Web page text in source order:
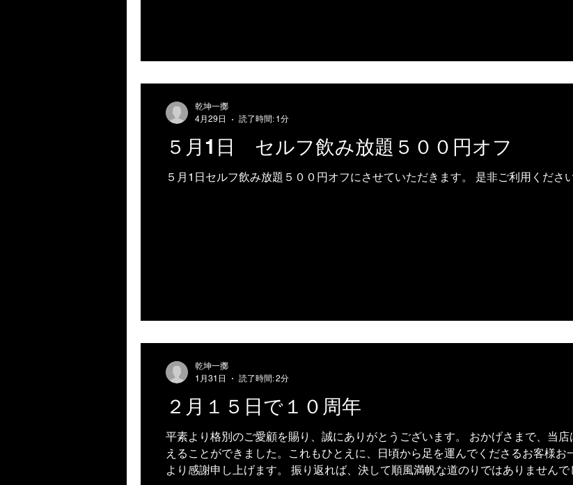
５月1日 セルフ飲み放題５００円オフ
５月1日セルフ飲み放題５００円オフにさせていただきます。 是非ご利用ください
乾坤一擲
4月29日
読了時間: 1分
２月１５日で１０周年
平素より格別のご愛顧を賜り、誠にありがとうございます。 おかげさまで、当
えることができました。これもひとえに、日頃から足を運んでくださるお客様
より感謝申し上げます。 振り返れば、決して順風満帆な道のりではありませんで
乾坤一擲
1月31日
読了時間: 2分